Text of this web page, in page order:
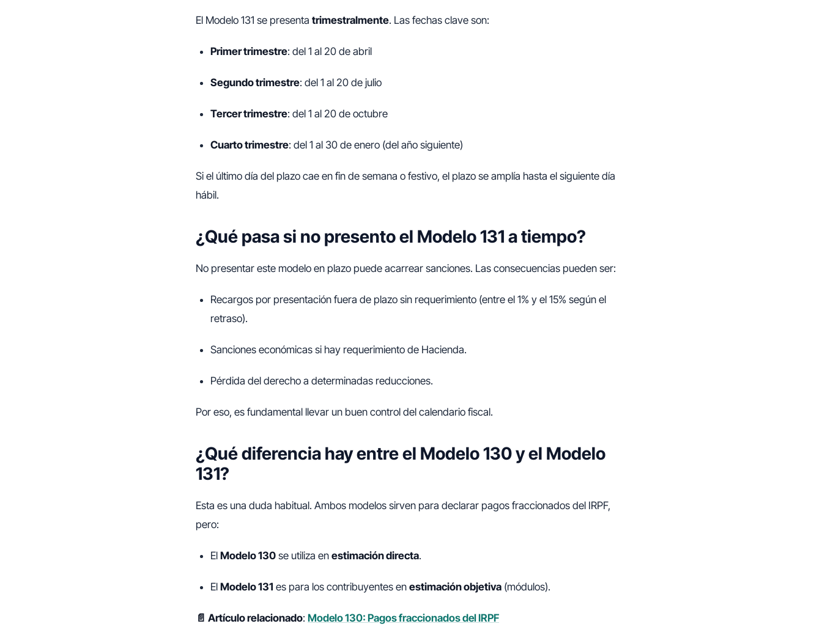
El Modelo 131 se presenta trimestralmente. Las fechas clave son:
Primer trimestre: del 1 al 20 de abril
Segundo trimestre: del 1 al 20 de julio
Tercer trimestre: del 1 al 20 de octubre
Cuarto trimestre: del 1 al 30 de enero (del año siguiente)
Si el último día del plazo cae en fin de semana o festivo, el plazo se amplía hasta el siguiente día
hábil.
¿Qué pasa si no presento el Modelo 131 a tiempo?
No presentar este modelo en plazo puede acarrear sanciones. Las consecuencias pueden ser:
Recargos por presentación fuera de plazo sin requerimiento (entre el 1% y el 15% según el
retraso).
Sanciones económicas si hay requerimiento de Hacienda.
Pérdida del derecho a determinadas reducciones.
Por eso, es fundamental llevar un buen control del calendario fiscal.
¿Qué diferencia hay entre el Modelo 130 y el Modelo
131?
Esta es una duda habitual. Ambos modelos sirven para declarar pagos fraccionados del IRPF,
pero:
El Modelo 130 se utiliza en estimación directa.
El Modelo 131 es para los contribuyentes en estimación objetiva (módulos).
📄 Artículo relacionado: Modelo 130: Pagos fraccionados del IRPF